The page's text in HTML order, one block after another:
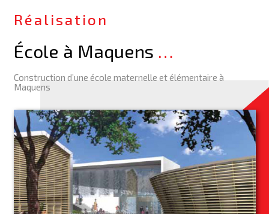
Réalisation
École à Maquens …
Construction d’une école maternelle et élémentaire à
Maquens